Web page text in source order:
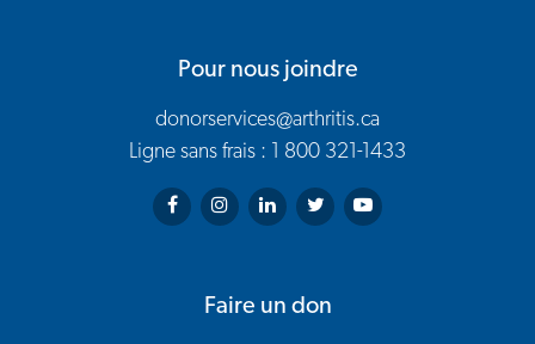
Pour nous joindre
donorservices@arthritis.ca
Ligne sans frais : 1 800 321-1433
Arthritis Society on Facebook
Arthritis Society on Instagram
Arthritis Society on LinkedIn
Arthritis Society on Twitter
Arthritis Society on
Faire un don